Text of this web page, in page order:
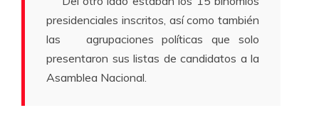
presidenciales inscritos, así como también
las agrupaciones políticas que solo
presentaron sus listas de candidatos a la
Asamblea Nacional.